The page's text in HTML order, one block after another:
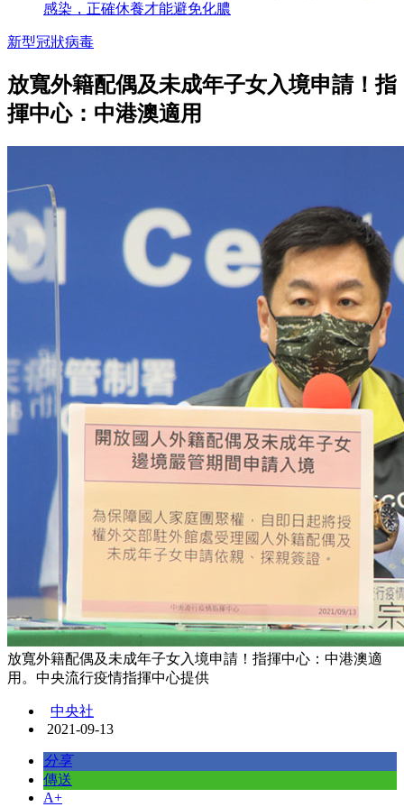
感染，正確休養才能避免化膿
新型冠狀病毒
放寬外籍配偶及未成年子女入境申請！指
揮中心：中港澳適用
放寬外籍配偶及未成年子女入境申請！指揮中心：中港澳適
用。中央流行疫情指揮中心提供
中央社
2021-09-13
分享
傳送
A+